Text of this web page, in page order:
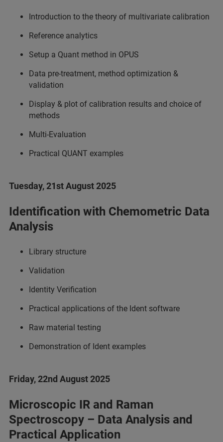
Introduction to the theory of multivariate calibration
Reference analytics
Setup a Quant method in OPUS
Data pre-treatment, method optimization &
validation
Display & plot of calibration results and choice of
methods
Multi-Evaluation
Practical QUANT examples
Tuesday, 21st August 2025
Identification with Chemometric Data
Analysis
Library structure
Validation
Identity Verification
Practical applications of the Ident software
Raw material testing
Demonstration of Ident examples
Friday, 22nd August 2025
Microscopic IR and Raman
Spectroscopy – Data Analysis and
Practical Application